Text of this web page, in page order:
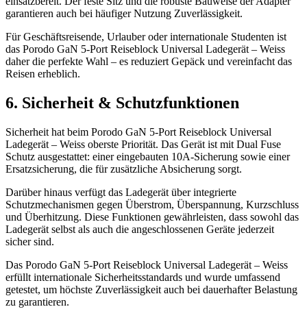
garantieren auch bei häufiger Nutzung Zuverlässigkeit.
Für Geschäftsreisende, Urlauber oder internationale Studenten ist
das Porodo GaN 5-Port Reiseblock Universal Ladegerät – Weiss
daher die perfekte Wahl – es reduziert Gepäck und vereinfacht das
Reisen erheblich.
6. Sicherheit & Schutzfunktionen
Sicherheit hat beim Porodo GaN 5-Port Reiseblock Universal
Ladegerät – Weiss oberste Priorität. Das Gerät ist mit Dual Fuse
Schutz ausgestattet: einer eingebauten 10A-Sicherung sowie einer
Ersatzsicherung, die für zusätzliche Absicherung sorgt.
Darüber hinaus verfügt das Ladegerät über integrierte
Schutzmechanismen gegen Überstrom, Überspannung, Kurzschluss
und Überhitzung. Diese Funktionen gewährleisten, dass sowohl das
Ladegerät selbst als auch die angeschlossenen Geräte jederzeit
sicher sind.
Das Porodo GaN 5-Port Reiseblock Universal Ladegerät – Weiss
erfüllt internationale Sicherheitsstandards und wurde umfassend
getestet, um höchste Zuverlässigkeit auch bei dauerhafter Belastung
zu garantieren.